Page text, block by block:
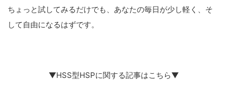
ちょっと試してみるだけでも、あなたの毎日が少し軽く、そ
して自由になるはずです。
▼HSS型HSPに関する記事はこちら▼